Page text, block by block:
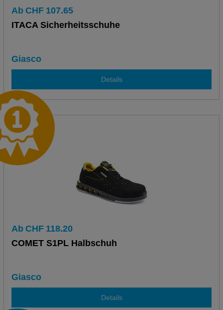
Ab CHF 107.65
ITACA Sicherheitsschuhe
Giasco
Details
Ab CHF 118.20
COMET S1PL Halbschuh
Giasco
Details